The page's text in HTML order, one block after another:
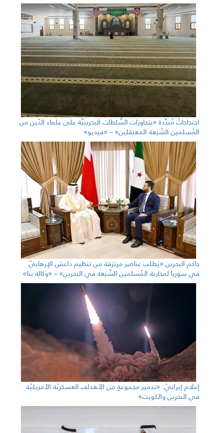
احتجاجاتٌ مُندِّدة «بتجاوزات السُّلطات البحرينيَّة على علماء الدّين من
المُسلمين الشّيعة المعتقلين» – «فيديو»
حاكم البحرين «يطلب عناصر مرتزقة من تنظيم داعش الإرهابيّ
في سوريا لمحاربة المُسلمين الشّيعة في البحرين» – «وكالة بنا»
إعلام إيرانيّ: «تدمير مجموعةٍ من الأهداف العسكريّة الأمريكيّة
في البحرين والكويت»